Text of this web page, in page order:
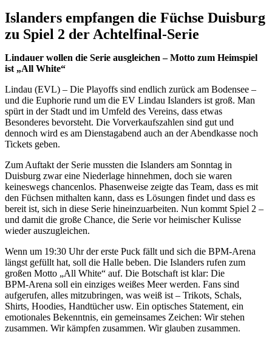
Islanders empfangen die Füchse Duisburg
zu Spiel 2 der Achtelfinal-Serie
Lindauer wollen die Serie ausgleichen – Motto zum Heimspiel
ist „All White“
Lindau (EVL) – Die Playoffs sind endlich zurück am Bodensee –
und die Euphorie rund um die EV Lindau Islanders ist groß. Man
spürt in der Stadt und im Umfeld des Vereins, dass etwas
Besonderes bevorsteht. Die Vorverkaufszahlen sind gut und
dennoch wird es am Dienstagabend auch an der Abendkasse noch
Tickets geben.
Zum Auftakt der Serie mussten die Islanders am Sonntag in
Duisburg zwar eine Niederlage hinnehmen, doch sie waren
keineswegs chancenlos. Phasenweise zeigte das Team, dass es mit
den Füchsen mithalten kann, dass es Lösungen findet und dass es
bereit ist, sich in diese Serie hineinzuarbeiten. Nun kommt Spiel 2 –
und damit die große Chance, die Serie vor heimischer Kulisse
wieder auszugleichen.
Wenn um 19:30 Uhr der erste Puck fällt und sich die BPM‑Arena
längst gefüllt hat, soll die Halle beben. Die Islanders rufen zum
großen Motto „All White“ auf. Die Botschaft ist klar: Die
BPM‑Arena soll ein einziges weißes Meer werden. Fans sind
aufgerufen, alles mitzubringen, was weiß ist – Trikots, Schals,
Shirts, Hoodies, Handtücher usw. Ein optisches Statement, ein
emotionales Bekenntnis, ein gemeinsames Zeichen: Wir stehen
zusammen. Wir kämpfen zusammen. Wir glauben zusammen.